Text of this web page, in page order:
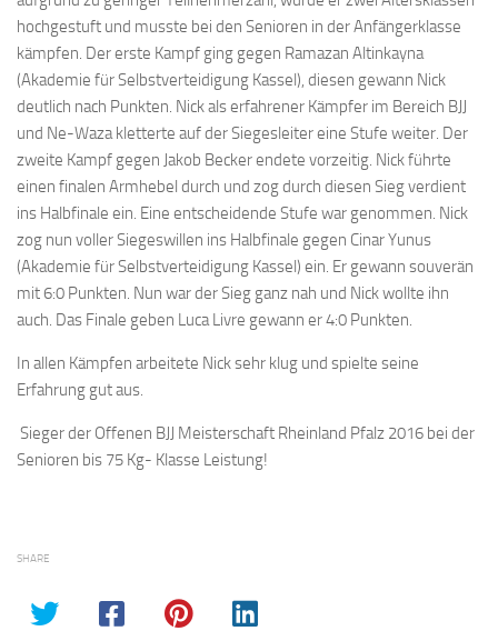
hochgestuft und musste bei den Senioren in der Anfängerklasse
kämpfen. Der erste Kampf ging gegen Ramazan Altinkayna
(Akademie für Selbstverteidigung Kassel), diesen gewann Nick
deutlich nach Punkten. Nick als erfahrener Kämpfer im Bereich BJJ
und Ne-Waza kletterte auf der Siegesleiter eine Stufe weiter. Der
zweite Kampf gegen Jakob Becker endete vorzeitig. Nick führte
einen finalen Armhebel durch und zog durch diesen Sieg verdient
ins Halbfinale ein. Eine entscheidende Stufe war genommen. Nick
zog nun voller Siegeswillen ins Halbfinale gegen Cinar Yunus
(Akademie für Selbstverteidigung Kassel) ein. Er gewann souverän
mit 6:0 Punkten. Nun war der Sieg ganz nah und Nick wollte ihn
auch. Das Finale geben Luca Livre gewann er 4:0 Punkten.
In allen Kämpfen arbeitete Nick sehr klug und spielte seine
Erfahrung gut aus.
Sieger der Offenen BJJ Meisterschaft Rheinland Pfalz 2016 bei der
Senioren bis 75 Kg- Klasse Leistung!
SHARE